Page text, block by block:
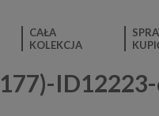
CAŁA
KOLEKCJA